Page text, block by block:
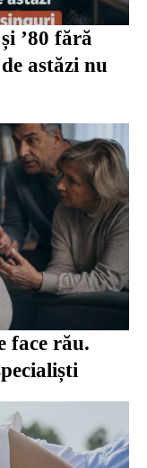
’80 fără
astăzi nu
face rău.